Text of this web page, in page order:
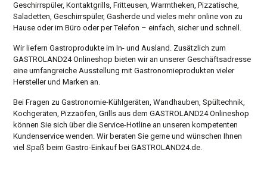
Geschirrspüler, Kontaktgrills, Fritteusen, Warmtheken, Pizzatische,
Saladetten, Geschirrspüler, Gasherde und vieles mehr online von zu
Hause oder im Büro oder per Telefon – einfach, sicher und schnell.
Wir liefern Gastroprodukte im In- und Ausland. Zusätzlich zum
GASTROLAND24 Onlineshop bieten wir an unserer Geschäftsadresse
eine umfangreiche Ausstellung mit Gastronomieprodukten vieler
Hersteller und Marken an.
Bei Fragen zu Gastronomie-Kühlgeräten, Wandhauben, Spültechnik,
Kochgeräten, Pizzaöfen, Grills aus dem GASTROLAND24 Onlineshop
können Sie sich über die Service-Hotline an unseren kompetenten
Kundenservice wenden. Wir beraten Sie gerne und wünschen Ihnen
viel Spaß beim Gastro-Einkauf bei GASTROLAND24.de.